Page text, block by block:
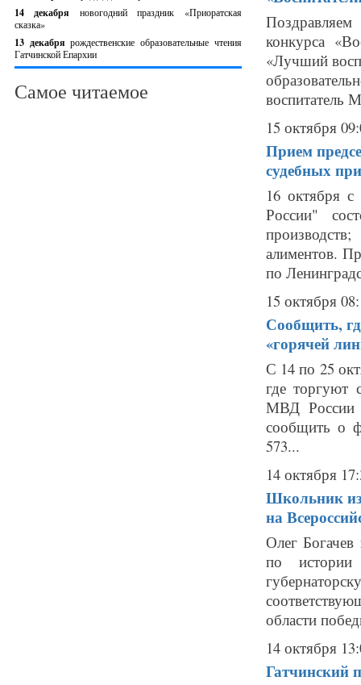
14 декабря новогодний праздник «Приоратская
сказка»
13 декабрярождественские образовательные чтения
Гатчинской Епархии
Самое читаемое
конкурса
«Лучший
воспитатель
15 октября
Прием
судебных
16 октября
России"
алиментов.
по
15 октября
Сообщить,
«горячей
С 14 по 25
где торгуют
МВД России
сообщить о
573...
14 октября
Школьник
на
Олег
по истории
области
14 октября
Гатчинский